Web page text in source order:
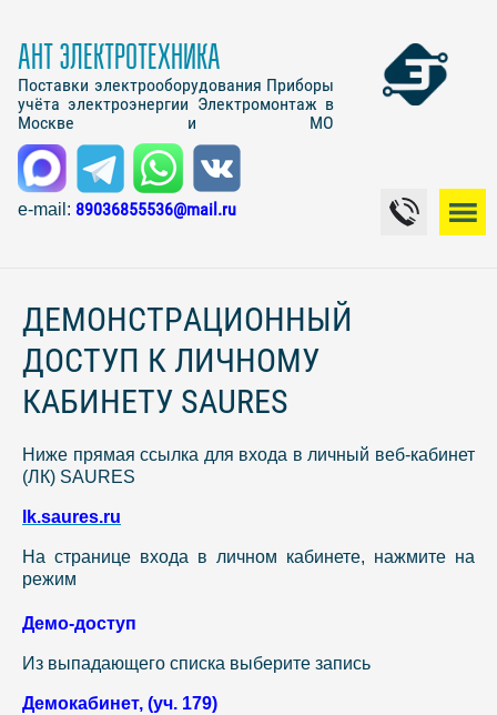
АНТ ЭЛЕКТРОТЕХНИКА
Поставки электрооборудования Приборы
учёта электроэнергии Электромонтаж в
Москве и МО
e-mail: 89036855536@mail.ru
ДЕМОНСТРАЦИОННЫЙ
ДОСТУП К ЛИЧНОМУ
КАБИНЕТУ SAURES
Ниже прямая ссылка для входа в личный веб-кабинет
(ЛК) SAURES
lk.saures.ru
На странице входа в личном кабинете, нажмите на
режим
Демо-доступ
Из выпадающего списка выберите запись
Демокабинет, (уч. 179)